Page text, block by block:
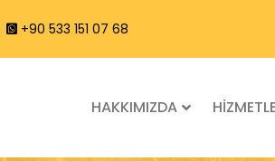
+90 533 151 07 68
HAKKIMIZDA